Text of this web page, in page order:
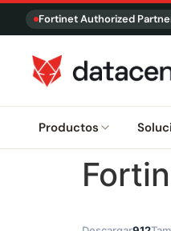
Fortinet Authorized
Productos